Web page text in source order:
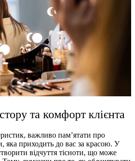
та комфорт клієнта
важливо пам’ятати про
яка приходить до вас за красою. У
відчуття тісноти, що може